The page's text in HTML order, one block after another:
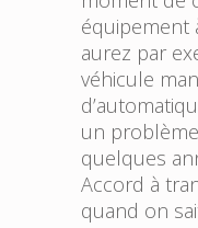
équipement
aurez par
véhicule
un
quelques
Accord à
quand on